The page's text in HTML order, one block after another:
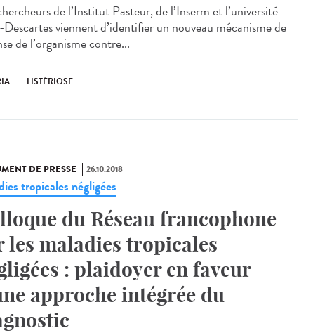
de l’Institut Pasteur, de l’Inserm et l’université
Descartes viennent d’identifier un nouveau mécanisme de
de l’organisme contre...
LISTÉRIOSE
DE PRESSE 26.10.2018
tropicales négligées
du Réseau francophone
les maladies tropicales
: plaidoyer en faveur
approche intégrée du